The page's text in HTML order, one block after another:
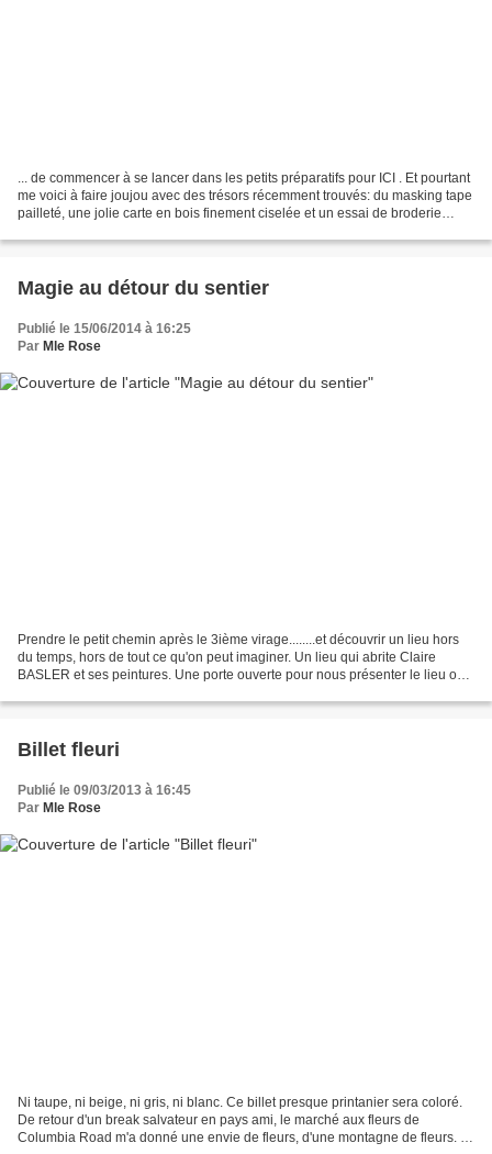
... de commencer à se lancer dans les petits préparatifs pour ICI . Et pourtant
me voici à faire joujou avec des trésors récemment trouvés: du masking tape
pailleté, une jolie carte en bois finement ciselée et un essai de broderie
Magie au détour du sentier
Publié le 15/06/2014 à 16:25
Par Mle Rose
Prendre le petit chemin après le 3ième virage........et découvrir un lieu hors
du temps, hors de tout ce qu'on peut imaginer. Un lieu qui abrite Claire
BASLER et ses peintures. Une porte ouverte pour nous présenter le lieu où
Billet fleuri
Publié le 09/03/2013 à 16:45
Par Mle Rose
Ni taupe, ni beige, ni gris, ni blanc. Ce billet presque printanier sera coloré.
De retour d'un break salvateur en pays ami, le marché aux fleurs de
Columbia Road m'a donné une envie de fleurs, d'une montagne de fleurs. * *